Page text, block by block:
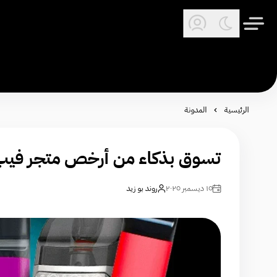
الرئيسية المدونة
تسوق بذكاء من أرخص متجر
١٥ ديسمبر ٢٠٢٥ روند بو زيد